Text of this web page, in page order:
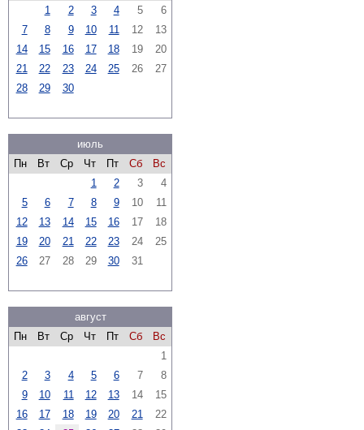
1
2 3 4 5
6
7
8 9 10 11 12
13
14
15 16 17 18 19
20
21
22 23 24 25 26
27
28
29 30
июль
Пн
Вт Ср Чт Пт Сб
Вс
1
2 3
4
5
6 7 8 9 10
11
12
13 14 15 16 17
18
19
20 21 22 23 24
25
26
27 28 29 30 31
август
Пн
Вт Ср Чт Пт Сб
Вс
1
2
3 4 5 6 7
8
9
10 11 12 13 14
15
16
17 18 19 20 21
22